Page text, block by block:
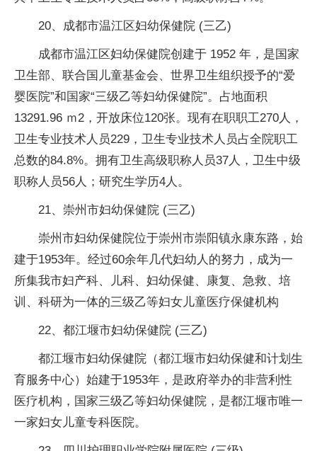
20、成都市温江区妇幼保健院 (三乙)
成都市温江区妇幼保健院创建于 1952 年，是国家
卫生部、联合国儿童基金会、世界卫生组织授予的“爱
婴医院”和国家“三级乙等妇幼保健院”。占地面积
13291.96 ｍ2，开放床位120张。现有在职职工270人，
卫生专业技术人员229，卫生专业技术人员占全院职工
总数的84.8%。拥有卫生高级职称人员37人，卫生中级
职称人员56人；研究生学历4人。
21、崇州市妇幼保健院 (三乙)
崇州市妇幼保健院位于崇州市崇阳镇永康东路，始
建于1953年。经过60余年几代妇幼人的努力，成为一
所集我市妇产科、儿科、妇幼保健、康复、急救、培
训、科研为一体的三级乙等妇女儿童医疗保健机构
22、都江堰市妇幼保健院 (三乙)
都江堰市妇幼保健院（都江堰市妇幼保健和计划生
育服务中心）始建于1953年，是政府举办的非营利性
医疗机构，国家三级乙等妇幼保健院，是都江堰市唯一
一家妇女儿童专科医院。